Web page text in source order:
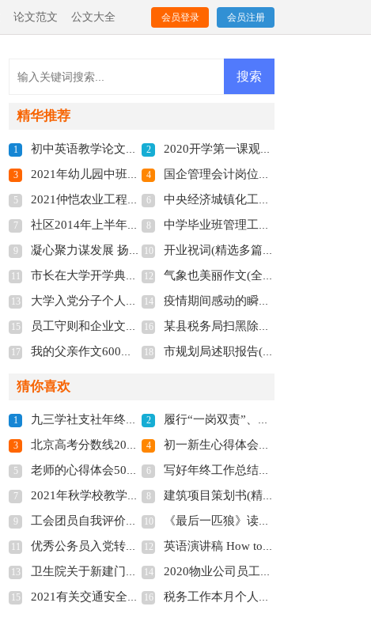
论文范文 公文大全 会员登录 会员注册
精华推荐
1 初中英语教学论文《浅谈初中英语写作训练的几种方法》(全文共2551字) 2 2020开学第一课观后感小学_关于开学第一课观后感多篇(全文共2724字)
3 2021年幼儿园中班教学计划(全文共3850字) 4 国企管理会计岗位竞聘演讲稿(精选多篇)(全文共6866字)
5 2021仲恺农业工程学院迎新系统及网站入口(全文共1083字) 6 中央经济城镇化工作报告(全文共8105字)
7 社区2014年上半年党建工作总结(全文共9275字) 8 中学毕业班管理工作总结(全文共1626字)
9 凝心聚力谋发展 扬长教育塑品牌 (全文共2026字) 10 开业祝词(精选多篇)(全文共2321字)
市长在大学开学典礼上的讲话稿(全文共7145字) 12 气象也美丽作文(全文共2205字)
13 大学入党分子个人评价(全文共3769字) 14 疫情期间感动的瞬间—庆祝建党周年演讲稿(全文共1951字)
15 员工守则和企业文化(精选多篇)(全文共19872字) 16 某县税务局扫黑除恶专项斗争工作总结(全文共1779字)
17 我的父亲作文600字（集锦21篇）(全文共15698字) 18 市规划局述职报告(全文共14919字)
猜你喜欢
1 九三学社支社年终工作总结(全文共1213字) 2 履行“一岗双责”、遵守党的纪律、落实八项规定、转变作风及遵守廉洁自律规定述责述廉报告(全文共2203字)
3 北京高考分数线2022年公布(全文共948字) 4 初一新生心得体会600字(全文共3975字)
5 老师的心得体会500字怎么写多篇(全文共12585字) 6 写好年终工作总结要有“三忌”(全文共1039字)
7 2021年秋学校教学工作计划(全文共3541字) 8 建筑项目策划书(精选多篇)(全文共11020字)
9 工会团员自我评价优选(全文共6628字) 10 《最后一匹狼》读后感(全文共5993字)
优秀公务员入党转正申请书(精选多篇)(全文共6701字) 12 英语演讲稿 How to Stay Healthy(精选多篇)(全文共229字)
13 卫生院关于新建门诊部的请示(全文共366字) 14 2020物业公司员工工作总结多篇(全文共9970字)
15 2021有关交通安全知识点(全文共1740字) 16 税务工作本月个人工作小结(全文共576字)